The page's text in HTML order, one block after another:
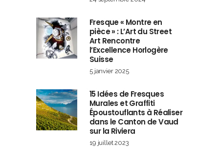
Fresque « Montre en
pièce » : L’Art du Street
Art Rencontre
l’Excellence Horlogère
Suisse
5 janvier 2025
15 Idées de Fresques
Murales et Graffiti
Époustouflants à Réaliser
dans le Canton de Vaud
sur la Riviera
19 juillet 2023